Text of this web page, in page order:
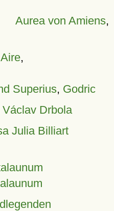
Aurea von Amiens,
,
Superius, Godric
Drbola
Julia Billiart